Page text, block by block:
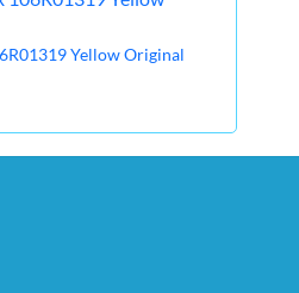
Yellow Original